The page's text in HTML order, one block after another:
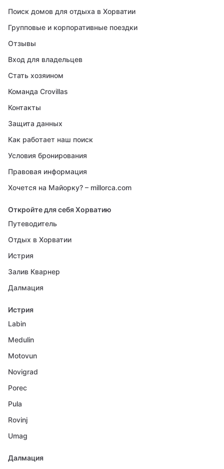
Поиск домов для отдыха в Хорватии
Групповые и корпоративные поездки
Отзывы
Вход для владельцев
Стать хозяином
Команда Crovillas
Контакты
Защита данных
Как работает наш поиск
Условия бронирования
Правовая информация
Хочется на Майорку? – millorca.com
Откройте для себя Хорватию
Путеводитель
Отдых в Хорватии
Истрия
Залив Кварнер
Далмация
Истрия
Labin
Medulin
Motovun
Novigrad
Porec
Pula
Rovinj
Umag
Далмация